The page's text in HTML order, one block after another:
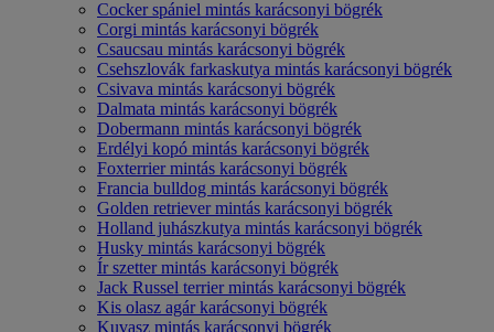
Cocker spániel mintás karácsonyi bögrék
Corgi mintás karácsonyi bögrék
Csaucsau mintás karácsonyi bögrék
Csehszlovák farkaskutya mintás karácsonyi bögrék
Csivava mintás karácsonyi bögrék
Dalmata mintás karácsonyi bögrék
Dobermann mintás karácsonyi bögrék
Erdélyi kopó mintás karácsonyi bögrék
Foxterrier mintás karácsonyi bögrék
Francia bulldog mintás karácsonyi bögrék
Golden retriever mintás karácsonyi bögrék
Holland juhászkutya mintás karácsonyi bögrék
Husky mintás karácsonyi bögrék
Ír szetter mintás karácsonyi bögrék
Jack Russel terrier mintás karácsonyi bögrék
Kis olasz agár karácsonyi bögrék
Kuvasz mintás karácsonyi bögrék